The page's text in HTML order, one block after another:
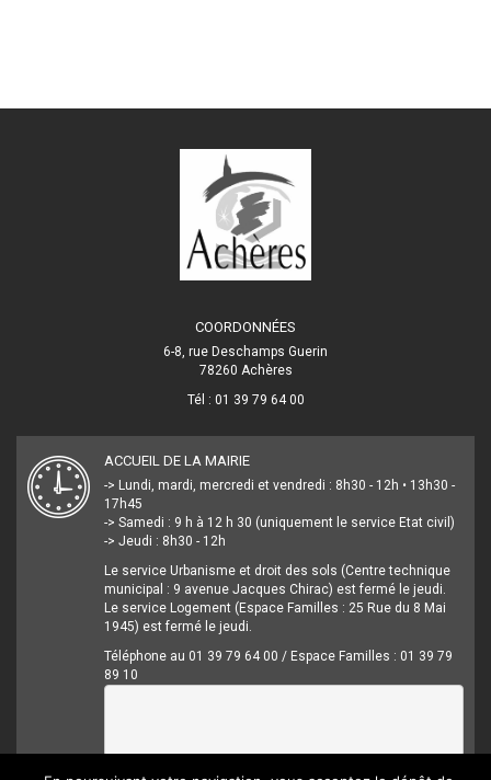
COORDONNÉES
6-8, rue Deschamps Guerin
78260 Achères
Tél : 01 39 79 64 00
ACCUEIL DE LA MAIRIE
-> Lundi, mardi, mercredi et vendredi : 8h30 - 12h • 13h30 -
17h45
-> Samedi : 9 h à 12 h 30 (uniquement le service Etat civil)
-> Jeudi : 8h30 - 12h
Le service Urbanisme et droit des sols (Centre technique
municipal : 9 avenue Jacques Chirac) est fermé le jeudi.
Le service Logement (Espace Familles : 25 Rue du 8 Mai
1945) est fermé le jeudi.
Téléphone au 01 39 79 64 00 / Espace Familles : 01 39 79
89 10